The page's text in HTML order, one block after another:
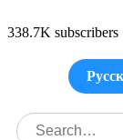
338.7K subscribers